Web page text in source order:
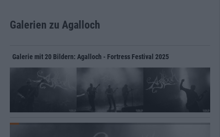
Galerien zu Agalloch
Galerie mit 20 Bildern: Agalloch - Fortress Festival 2025